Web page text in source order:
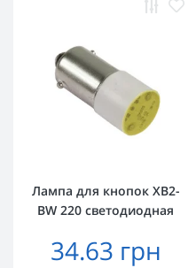
Лампа для кнопок XB2-
BW 220 светодиодная
34.63 грн